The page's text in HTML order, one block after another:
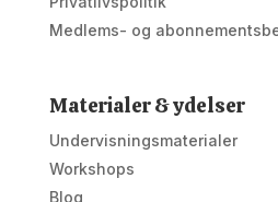
Medlems- og
Materialer & ydelser
Undervisningsmaterialer
Workshops
Blog